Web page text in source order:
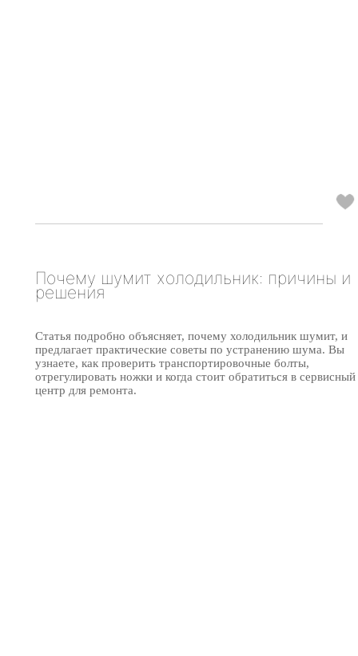
Почему шумит холодильник: причины и
решения
Статья подробно объясняет, почему холодильник шумит, и
предлагает практические советы по устранению шума. Вы
узнаете, как проверить транспортировочные болты,
отрегулировать ножки и когда стоит обратиться в сервисный
центр для ремонта.